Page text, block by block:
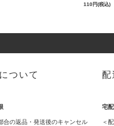
110円(税込)
ついて
合の返品・発送後のキャンセル
配
宅
＜